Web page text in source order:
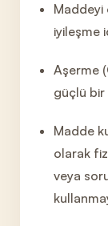
Maddeyi
iyileşme
Aşerme
güçlü bir
Madde
olarak
veya